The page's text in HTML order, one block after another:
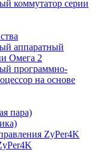
коммутатор серии
аппаратный
Омега 2
программно-
на основе
пара)
ZyPer4K